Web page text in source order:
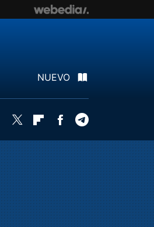
NUEVO
Twitter FlipboardFacebook